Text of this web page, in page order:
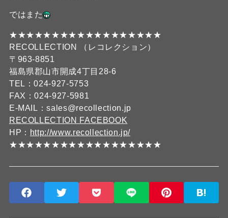
ではまた
★★★★★★★★★★★★★★★★★★
RECOLLECTION （レコレクション）
〒963-8851
福島県郡山市開成4丁目28-6
TEL：024-927-5753
FAX：024-927-5981
E-MAIL：sales@recollection.jp
RECOLLECTION FACEBOOK
HP： http://www.recollection.jp/
★★★★★★★★★★★★★★★★★★